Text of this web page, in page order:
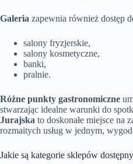
Galeria zapewnia również dostęp
salony fryzjerskie,
salony kosmetyczne,
banki,
pralnie.
Różne punkty gastronomiczne
stwarzając idealne warunki do
Jurajska to doskonałe miejsce na
rozmaitych usług w jednym,
Jakie są kategorie sklepów